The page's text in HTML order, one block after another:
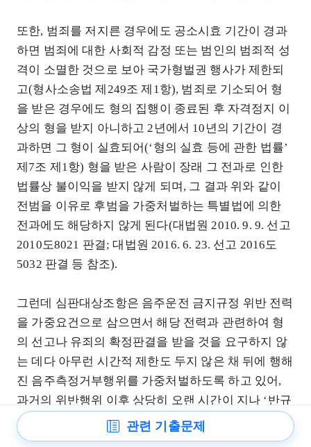
또한, 범죄를 저지른 경우에도 공소시효 기간이 경과
하면 범죄에 대한 사회적 감정 또는 범인의 범죄적 성
격이 소멸한 것으로 보아 국가형벌권 행사가 제한되
고(형사소송법 제249조 제1항), 범죄로 기소되어 형
을 받은 경우에도 형의 집행이 종료된 후 자격정지 이
상의 형을 받지 아니하고 2년에서 10년의 기간이 경
과하면 그 형이 실효되어(‘형의 실효 등에 관한 법률’
제7조 제1항) 형을 받은 사람이 장래 그 전과로 인한
법률상 불이익을 받지 않게 되며, 그 결과 위와 같이
전범을 이유로 후범을 가중처벌하는 특별법에 의한
전과에도 해당하지 않게 된다(대법원 2010. 9. 9. 선고
2010도8021 판결; 대법원 2016. 6. 23. 선고 2016도
5032 판결 등 참조).
그런데 심판대상조항은 음주운전 금지규정 위반 전력
을 가중요건으로 삼으면서 해당 전력과 관련하여 형
의 선고나 유죄의 확정판결을 받을 것을 요구하지 않
는 데다 아무런 시간적 제한도 두지 않은 채 뒤에 행해
진 음주측정거부행위를 가중처벌하도록 하고 있어,
과거의 위반행위 이후 상당히 오랜 시간이 지나 ‘반규
범적 행위’나 ‘반복적인 행위’ 등이라고 평가하기 어
려운 음주측정거부행위를 한 사람에 대해서는 책임에
관련 기출문제